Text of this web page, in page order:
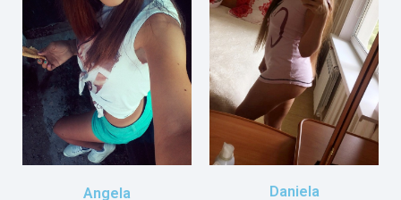
Angela Daniela